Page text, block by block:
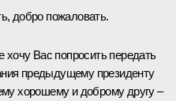
добро пожаловать.
Вас попросить передать
предыдущему президенту
хорошему и доброму другу –